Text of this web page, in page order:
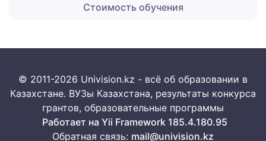
Стоимость обучения
© 2011-2026 Univision.kz - всё об образовании в
Казахстане. ВУЗы Казахстана, результаты конкурса
грантов, образовательные программы
Работает на Yii Framework 185.4.180.95
Обратная связь: mail@univision.kz